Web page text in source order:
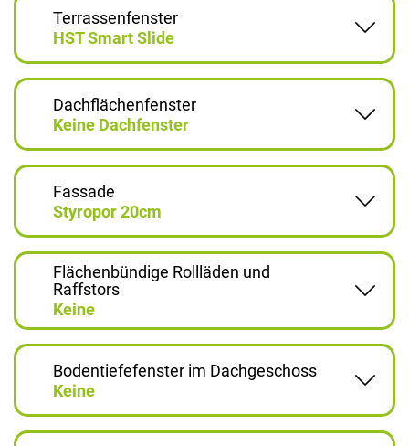
Terrassenfenster
HST Smart Slide
Dachflächenfenster
Keine Dachfenster
Fassade
Styropor 20cm
Flächenbündige Rollläden und
Raffstors
Keine
Bodentiefefenster im Dachgeschoss
Keine